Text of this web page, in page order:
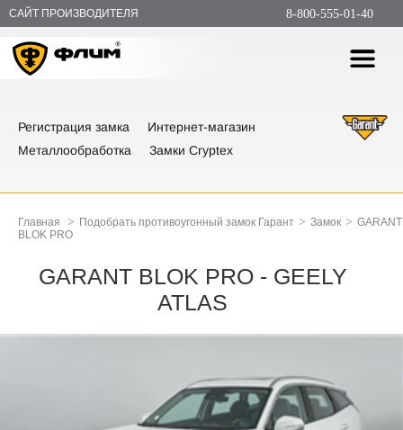
САЙТ ПРОИЗВОДИТЕЛЯ 8-800-555-01-40
Регистрация замка
Интернет-магазин
Металлообработка
Замки Cryptex
Главная > Подобрать противоугонный замок Гарант > Замок > GARANT
BLOK PRO
GARANT BLOK PRO - GEELY
ATLAS